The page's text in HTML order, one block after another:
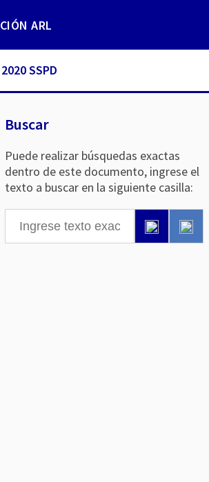
ARL
SSPD
Buscar
Puede realizar búsquedas exactas
dentro de este documento, ingrese el
texto a buscar en la siguiente casilla: